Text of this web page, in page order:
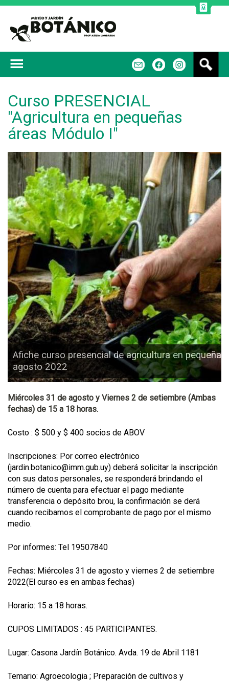
Curso PRESENCIAL
"Agricultura en pequeñas
áreas Módulo I"
Afiche curso presencial de agricultura en
agosto 2022
Miércoles 31 de agosto y Viernes 2 de setiembre (Ambas
fechas) de 15 a 18 horas.
Costo : $ 500 y $ 400 socios de ABOV
Inscripciones: Por correo electrónico
(jardin.botanico@imm.gub.uy) deberá solicitar la inscripción
con sus datos personales, se responderá brindando el
número de cuenta para efectuar el pago mediante
transferencia o depósito brou, la confirmación se derá
cuando recibamos el comprobante de pago por el mismo
medio.
Por informes: Tel 19507840
Fechas: Miércoles 31 de agosto y viernes 2 de setiembre
2022(El curso es en ambas fechas)
Horario: 15 a 18 horas.
CUPOS LIMITADOS : 45 PARTICIPANTES.
Lugar: Casona Jardín Botánico. Avda. 19 de Abril 1181
Temario: Agroecologia ; Preparación de cultivos y
s